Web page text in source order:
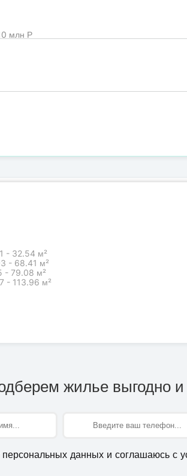
млн Р
- 32.54 м²
- 68.41 м²
- 79.08 м²
- 113.96 м²
жилье выгодно
данных и соглашаюсь с